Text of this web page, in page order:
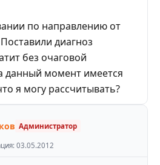
по направлению от
диагноз
без очаговой
данный момент имеется
я могу рассчитывать?
Администратор
03.05.2012